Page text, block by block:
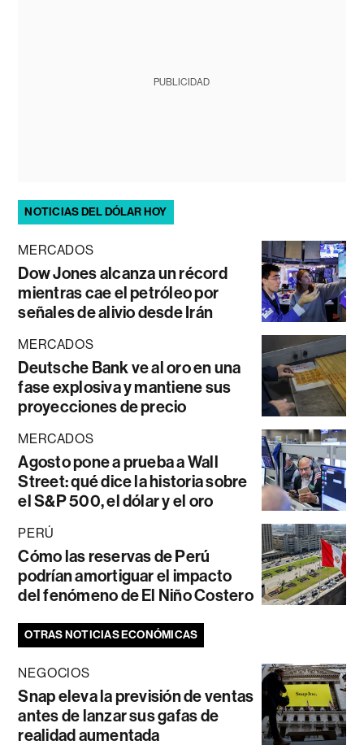
PUBLICIDAD
NOTICIAS DEL DÓLAR HOY
MERCADOS
Dow Jones alcanza un récord
mientras cae el petróleo por
señales de alivio desde Irán
MERCADOS
Deutsche Bank ve al oro en una
fase explosiva y mantiene sus
proyecciones de precio
MERCADOS
Agosto pone a prueba a Wall
Street: qué dice la historia sobre
el S&P 500, el dólar y el oro
PERÚ
Cómo las reservas de Perú
podrían amortiguar el impacto
del fenómeno de El Niño Costero
OTRAS NOTICIAS ECONÓMICAS
NEGOCIOS
Snap eleva la previsión de ventas
antes de lanzar sus gafas de
realidad aumentada